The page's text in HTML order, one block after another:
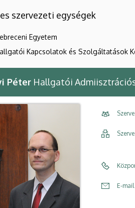
szervezeti egységek
Egyetem
Kapcsolatok és Szolgáltatások
Péter Hallgatói
E-mail